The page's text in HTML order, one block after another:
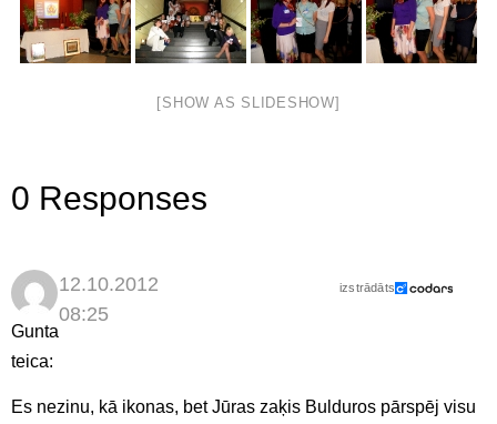
[SHOW AS SLIDESHOW]
0 Responses
Gunta
teica:
12.10.2012
08:25
izstrādāts
Es nezinu, kā ikonas, bet Jūras zaķis Bulduros pārspēj visu